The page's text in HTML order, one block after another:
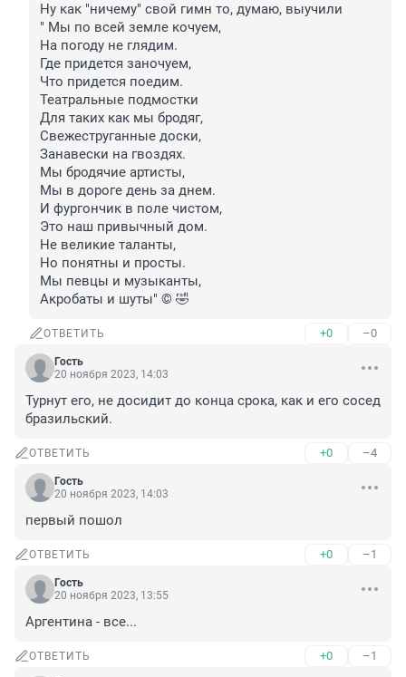
Ну как "ничему" свой гимн то, думаю, выучили
" Мы по всей земле кочуем,
На погоду не глядим.
Где придется заночуем,
Что придется поедим.
Театральные подмостки
Для таких как мы бродяг,
Свежеструганные доски,
Занавески на гвоздях.
Мы бродячие артисты,
Мы в дороге день за днем.
И фургончик в поле чистом,
Это наш привычный дом.
Не великие таланты,
Но понятны и просты.
Мы певцы и музыканты,
Акробаты и шуты" © 🤣
ОТВЕТИТЬ +0 –0
Гость
20 ноября 2023, 14:03
Турнут его, не досидит до конца срока, как и его сосед
бразильский.
ОТВЕТИТЬ +0 –4
Гость
20 ноября 2023, 14:03
первый пошол
ОТВЕТИТЬ +0 –1
Гость
20 ноября 2023, 13:55
Аргентина - все...
ОТВЕТИТЬ +0 –1